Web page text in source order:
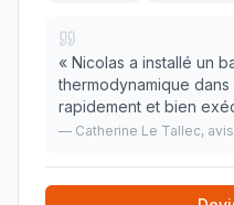
« Nicolas a installé un
thermodynamique dans
rapidement et bien
RGE, il réalise des
— Catherine Le Tallec,